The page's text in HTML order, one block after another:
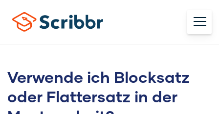
Verwende ich Blocksatz
oder Flattersatz in der